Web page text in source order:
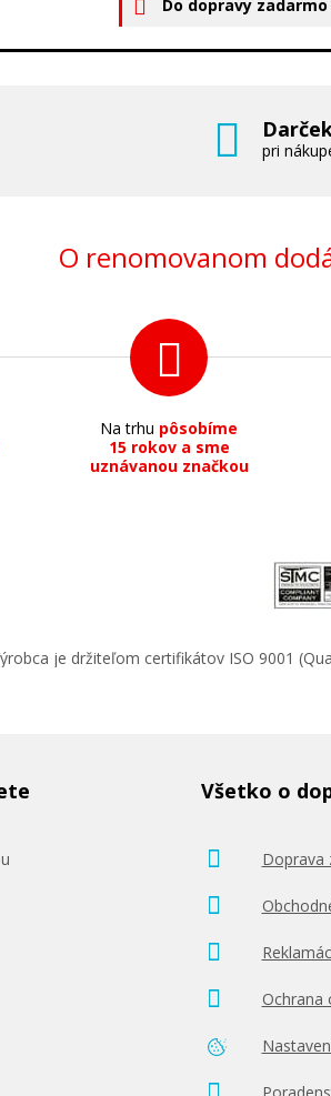
Do dopravy zadarmo
pri
O renomovanom
Na trhu pôsobíme
15 rokov a sme
uznávanou značkou
je držiteľom certifikátov ISO 9001
Všetko o
Doprava
Ochrana